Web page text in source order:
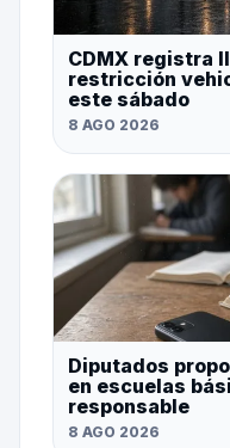
CDMX registra
restricción
este sábado
8 AGO 2026
Diputados
en escuelas
responsable
8 AGO 2026